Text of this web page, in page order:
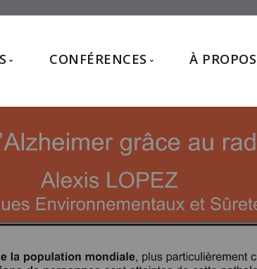
2026
2025
2024
2022
2021
CONFÉRENCES
Conférences 2026
Conférences 2025
Conférences 2024
À PROPOS